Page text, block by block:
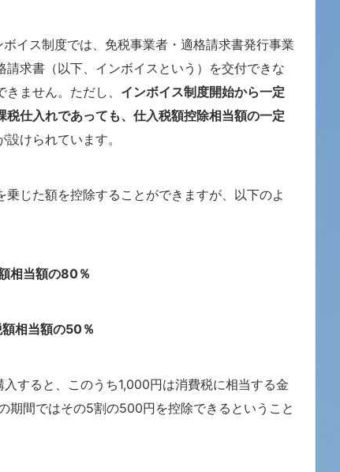
イス制度では、免税事業者・適格請求書発行事業
求書（以下、インボイスという）を交付できな
ません。ただし、 インボイス制度開始から一定
仕入れであっても、仕入税額控除相当額の一定
設けられています。
じた額を控除することができますが、以下のよ
相当額の80％
相当額の50％
すると、このうち1,000円は消費税に相当する金
間ではその5割の500円を控除できるということ